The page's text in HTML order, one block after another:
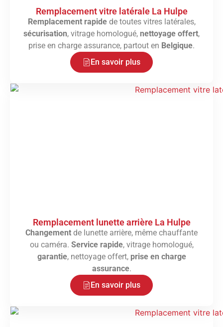
Remplacement vitre latérale La Hulpe
Remplacement rapidede toutes vitres latérales,
sécurisation, vitrage homologué, nettoyage offert,
prise en charge assurance, partout en Belgique.
En savoir plus
Remplacement lunette arrière La Hulpe
Changement de lunette arrière, même chauffante
ou caméra. Service rapide, vitrage homologué,
garantie, nettoyage offert, prise en charge
assurance.
En savoir plus